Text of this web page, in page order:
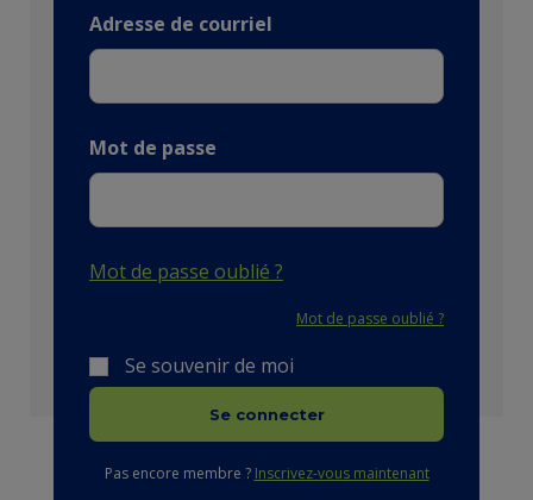
Adresse de courriel
Mot de passe
Mot de passe oublié ?
Mot de passe oublié ?
Se souvenir de moi
Se connecter
Pas encore membre ? Inscrivez-vous maintenant